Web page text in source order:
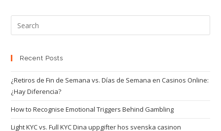
Recent Posts
¿Retiros de Fin de Semana vs. Días de Semana en Casinos Online:
¿Hay Diferencia?
How to Recognise Emotional Triggers Behind Gambling
Light KYC vs. Full KYC Dina uppgifter hos svenska casinon